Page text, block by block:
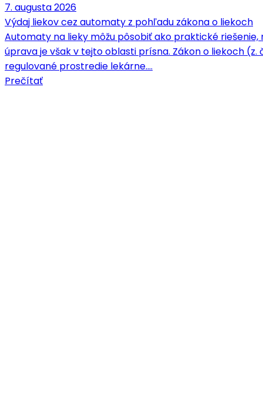
7. augusta 2026
Výdaj liekov cez automaty z pohľadu zákona o liekoch
Automaty na lieky môžu pôsobiť ako praktické
úprava je však v tejto oblasti prísna. Zákon o liekoch
regulované prostredie lekárne.…
Prečítať